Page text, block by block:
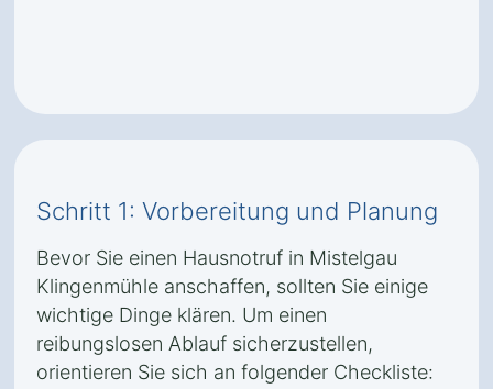
Schritt 1: Vorbereitung und Planung
Bevor Sie einen Hausnotruf in Mistelgau
Klingenmühle anschaffen, sollten Sie einige
wichtige Dinge klären. Um einen
reibungslosen Ablauf sicherzustellen,
orientieren Sie sich an folgender Checkliste: